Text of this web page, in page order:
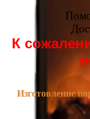
К
Изготовление